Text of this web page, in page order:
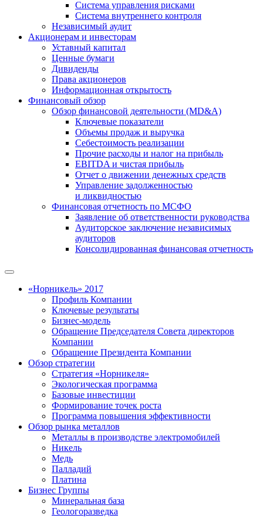
Система управления рисками
Система внутреннего контроля
Независимый аудит
Акционерам и инвесторам
Уставный капитал
Ценные бумаги
Дивиденды
Права акционеров
Информационная открытость
Финансовый обзор
Обзор финансовой деятельности (MD&A)
Ключевые показатели
Объемы продаж и выручка
Себестоимость реализации
Прочие расходы и налог на прибыль
EBITDA и чистая прибыль
Отчет о движении денежных средств
Управление задолженностью
и ликвидностью
Финансовая отчетность по МСФО
Заявление об ответственности руководства
Аудиторское заключение независимых
аудиторов
Консолидированная финансовая отчетность
«Норникель» 2017
Профиль Компании
Ключевые результаты
Бизнес-модель
Обращение Председателя Совета директоров
Компании
Обращение Президента Компании
Обзор стратегии
Стратегия «Норникеля»
Экологическая программа
Базовые инвестиции
Формирование точек роста
Программа повышения эффективности
Обзор рынка металлов
Металлы в производстве электромобилей
Никель
Медь
Палладий
Платина
Бизнес Группы
Минеральная база
Геологоразведка